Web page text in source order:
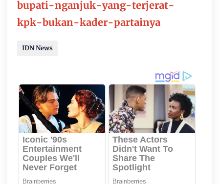
bupati-nganjuk-yang-terjerat-
kpk-bukan-kader-partainya
IDN News